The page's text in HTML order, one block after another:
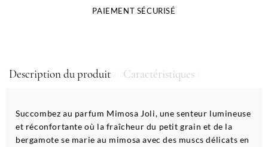
PAIEMENT SÉCURISÉ
Description du produit Caractéristiques
Succombez au parfum Mimosa Joli, une senteur lumineuse
et réconfortante où la fraîcheur du petit grain et de la
bergamote se marie au mimosa avec des muscs délicats en